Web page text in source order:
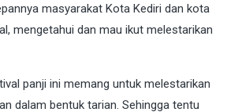
masyarakat Kota Kediri dan kota
mengetahui dan mau ikut melestarikan
panji ini memang untuk melestarikan
dalam bentuk tarian. Sehingga tentu